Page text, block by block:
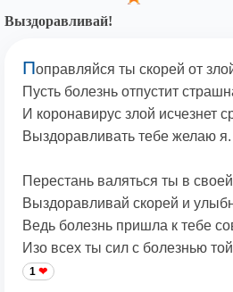
Выздоравливай!
Поправляйся ты скорей от
Пусть болезнь отпустит
И коронавирус злой исчезнет
Выздоравливать тебе желаю я.
Перестань валяться ты в
Выздоравливай скорей и
Ведь болезнь пришла к тебе
Изо всех ты сил с болезнью
1